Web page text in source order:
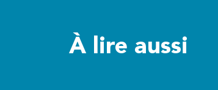
À lire aussi